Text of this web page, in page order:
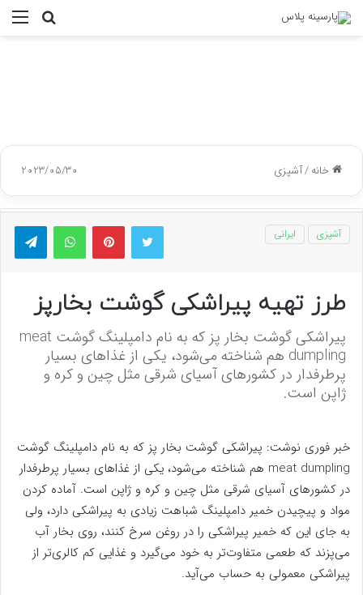
جستجو
خانه/آشپزی 2023/05/30
توییتر پینتریستواتس آپ
آشپزی ایرانی
طرز تهیه پیراشکی گوشت بخارپز
پیراشکی گوشت بخار پز که به نام دامپلینگ گوشت meat
dumpling هم شناخته می‌شود، یکی از غذا‌های بسیار
پرطرفدار در کشور‌های آسیای شرقی مثل چین و کره و
ژاپن است.
خبر فوری نوشت: پیراشکی گوشت بخار پز که به نام دامپلینگ گوشت
meat dumpling هم شناخته می‌شود، یکی از غذا‌های بسیار پرطرفدار
در کشور‌های آسیای شرقی مثل چین و کره و ژاپن است. آماده کردن
مواد و پیچیدن خمیر دامپلینگ شباهت زیادی به پیراشکی دارد، ولی
به جای این که خمیر پیراشکی را در روغن سرخ کنند، روی بخار آب
می‌پزند که طعمی متفاوت‌تر به خود می‌گیرد و غذایی کم کالری‌تر از
پیراشکی معمولی به حساب می‌آید.